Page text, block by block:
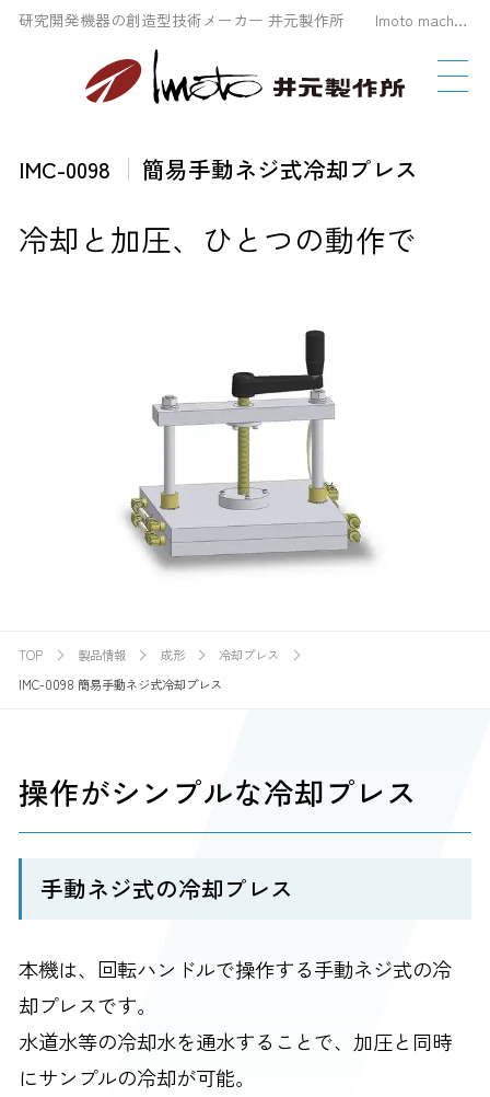
研究開発機器の創造型技術メーカー 井元製作所 Imoto machinery Co., LTD
IMC-0098 簡易手動ネジ式冷却プレス
冷却と加圧、ひとつの動作で
TOP 製品情報 成形
冷却プレス
IMC-0098 簡易手動ネジ式冷却プレス
操作がシンプルな冷却プレス
手動ネジ式の冷却プレス
本機は、回転ハンドルで操作する手動ネジ式の冷
却プレスです。
水道水等の冷却水を通水することで、加圧と同時
にサンプルの冷却が可能。